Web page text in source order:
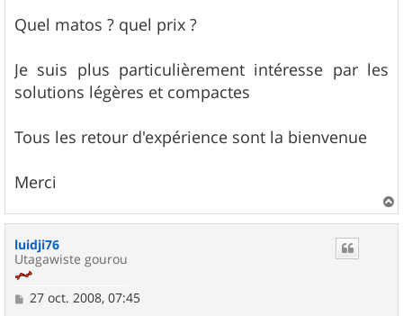
Quel matos ? quel prix ?
Je suis plus particulièrement intéresse par les
solutions légères et compactes
Tous les retour d'expérience sont la bienvenue
Merci
a
luidji76
Utagawiste gourou
M
27 oct. 2008, 07:45